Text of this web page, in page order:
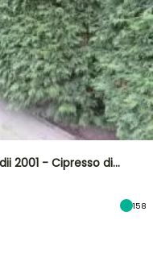
2001 - Cipresso di…
158